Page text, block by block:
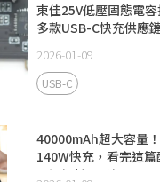
東佳25V低壓固態電
多款USB-C快充供應鏈
2026-01-09
USB-C
40000mAh超大容量
140W快充，看完這
電源解析更了解